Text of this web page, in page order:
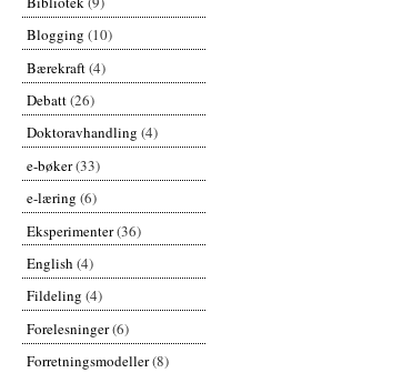
Blogging (10)
Bærekraft(4)
Debatt(26)
Doktoravhandling (4)
e-bøker(33)
e-læring (6)
Eksperimenter(36)
English (4)
Fildeling (4)
Forelesninger(6)
Forretningsmodeller(8)